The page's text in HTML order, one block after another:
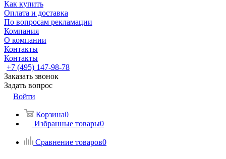
Как купить
Оплата и доставка
По вопросам рекламации
Компания
О компании
Контакты
Контакты
+7 (495) 147-98-78
Заказать звонок
Задать вопрос
Войти
Корзина0
Избранные товары0
Сравнение товаров0